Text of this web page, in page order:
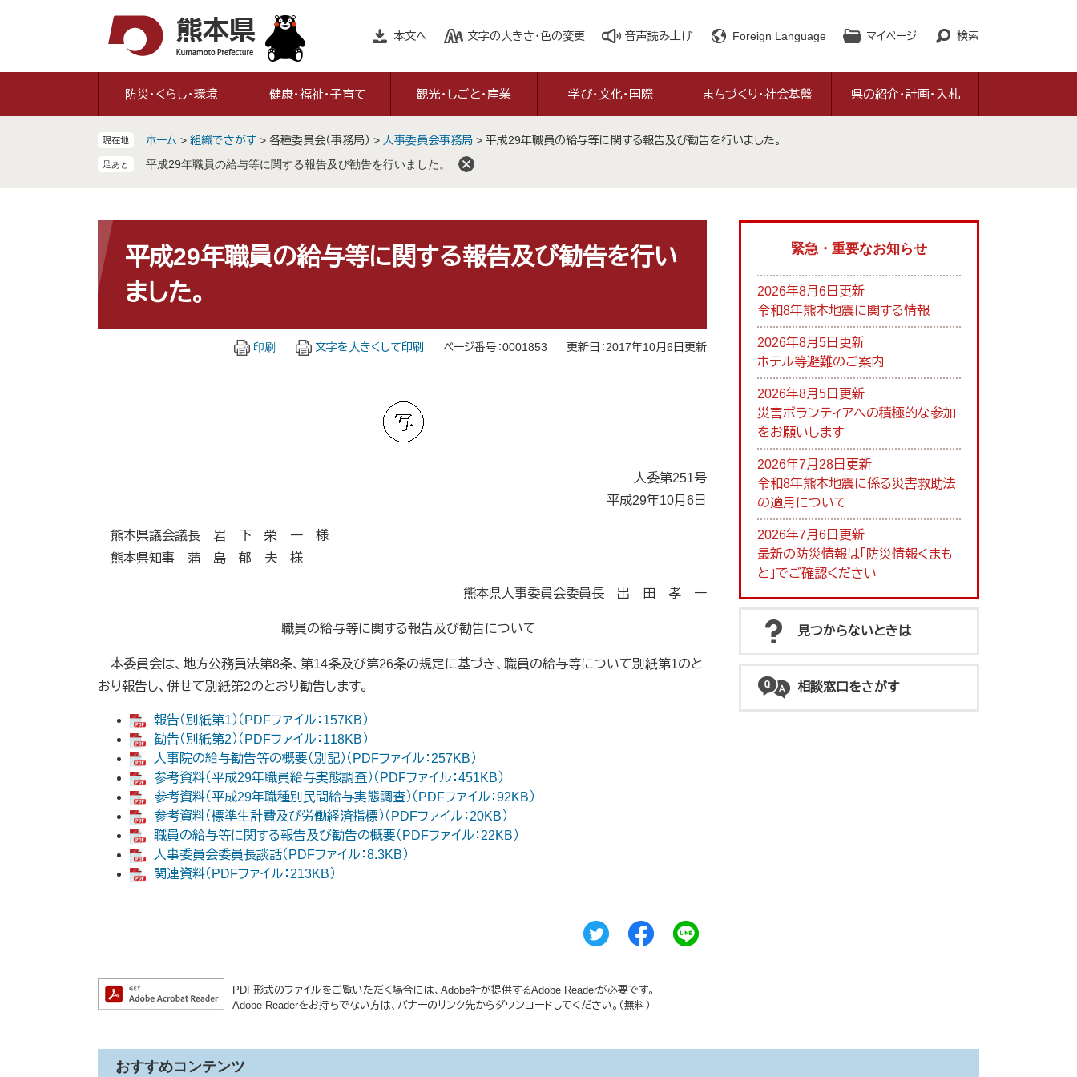
本文へ 文字の大きさ・色の変更 音声読み上げ Foreign Language マイページ 検索
防災・くらし・環境 健康・福祉・子育て 観光・しごと・産業 学び・文化・国際 まちづくり・社会基盤 県の紹介・計画・入札
現在地 ホーム > 組織でさがす > 各種委員会（事務局） > 人事委員会事務局 > 平成29年職員の給与等に関する報告及び勧告を行いました。
平成29年職員の給与等に関する報告及び勧告を行いました。
文
平成29年職員の給与等に関する報告及び勧告を行い
ました。
印刷 文字を大きくして印刷 ページ番号：0001853 更新日：2017年10月6日更新
人委第251号
平成29年10月6日
熊本県議会議長 岩 下 栄 一 様
熊本県知事 蒲 島 郁 夫 様
熊本県人事委員会委員長 出 田 孝 一
職員の給与等に関する報告及び勧告について
本委員会は、地方公務員法第8条、第14条及び第26条の規定に基づき、職員の給与等について別紙第1のと
おり報告し、併せて別紙第2のとおり勧告します。
報告（別紙第1）（PDFファイル：157KB）
勧告（別紙第2）（PDFファイル：118KB）
人事院の給与勧告等の概要（別記）（PDFファイル：257KB）
参考資料（平成29年職員給与実態調査）（PDFファイル：451KB）
参考資料（平成29年職種別民間給与実態調査）（PDFファイル：92KB）
参考資料（標準生計費及び労働経済指標）（PDFファイル：20KB）
職員の給与等に関する報告及び勧告の概要（PDFファイル：22KB）
人事委員会委員長談話（PDFファイル：8.3KB）
関連資料（PDFファイル：213KB）
PDF形式のファイルをご覧いただく場合には、Adobe社が提供するAdobe Readerが必要です。
Adobe Readerをお持ちでない方は、バナーのリンク先からダウンロードしてください。（無料）
緊急・重要なお知らせ
2026年8月6日更新
令和8年熊本地震に関する情報
2026年8月5日更新
ホテル等避難のご案内
2026年8月5日更新
災害ボランティアへの積極的な参加
をお願いします
2026年7月28日更新
令和8年熊本地震に係る災害救助法
の適用について
2026年7月6日更新
最新の防災情報は「防災情報くまも
と」でご確認ください
見つからないときは
相談窓口をさがす
おすすめコンテンツ